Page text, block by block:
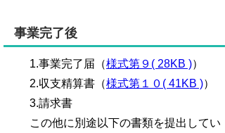
事業完了後
1.事業完了届（様式第９( 28KB )）
2.収支精算書（様式第１０( 41KB )）
3.請求書
この他に別途以下の書類を提出してい